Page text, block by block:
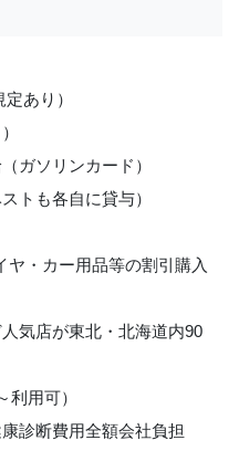
あり）
ガソリンカード）
トも各自に貸与）
・カー用品等の割引購入
気店が東北・北海道内90
用可）
診断費用全額会社負担